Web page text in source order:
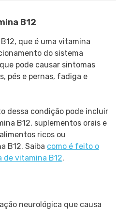
B12
que é uma vitamina
do sistema
pode causar sintomas
pés e pernas, fadiga e
dessa condição pode incluir
B12, suplementos orais e
ricos ou
B12. Saiba como é feito o
vitamina B12.
neurológica que causa